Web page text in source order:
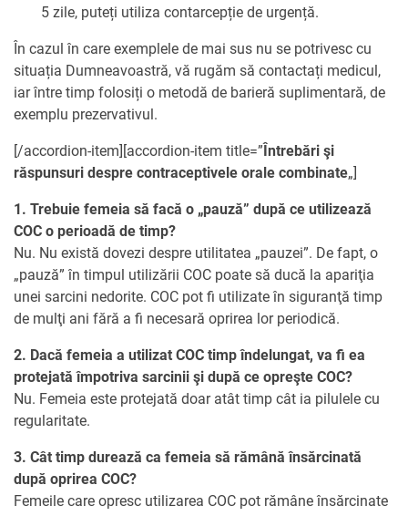
5 zile, puteți utiliza contarcepție de urgență.
În cazul în care exemplele de mai sus nu se potrivesc cu
situația Dumneavoastră, vă rugăm să contactați medicul,
iar între timp folosiți o metodă de barieră suplimentară, de
exemplu prezervativul.
[/accordion-item][accordion-item title=”Întrebări şi
răspunsuri despre contraceptivele orale combinate„]
1. Trebuie femeia să facă o „pauză” după ce utilizează
COC o perioadă de timp?
Nu. Nu există dovezi despre utilitatea „pauzei”. De fapt, o
„pauză” în timpul utilizării COC poate să ducă la apariţia
unei sarcini nedorite. COC pot fi utilizate în siguranţă timp
de mulţi ani fără a fi necesară oprirea lor periodică.
2. Dacă femeia a utilizat COC timp îndelungat, va fi ea
protejată împotriva sarcinii şi după ce opreşte COC?
Nu. Femeia este protejată doar atât timp cât ia pilulele cu
regularitate.
3. Cât timp durează ca femeia să rămână însărcinată
după oprirea COC?
Femeile care opresc utilizarea COC pot rămâne însărcinate